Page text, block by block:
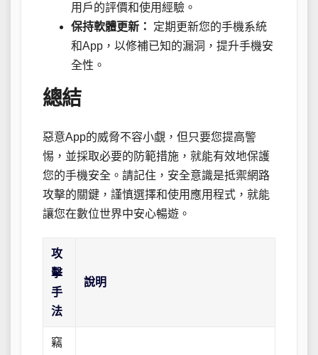
用戶的評價和使用經驗。
保持軟體更新：
定期更新您的手機系統
和App，以修補已知的漏洞，提升手機安
全性。
總結
惡意App的威脅不容小覷，但只要您提高警
惕，並採取必要的防範措施，就能有效地保護
您的手機安全。請記住，安全意識是抵禦網路
攻擊的關鍵，謹慎選擇和使用應用程式，就能
讓您在數位世界中安心暢遊。
攻
擊
手
法
說明
竊